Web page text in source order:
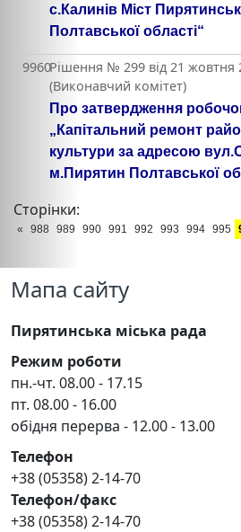
с.Калинів Міст
Полтавської області“
9960Рішення № 299 від 21 жовтня
(Виконавчий комітет)
Про затвердження
„Капітальний ремонт
культури за адресою
м.Пирятин Полтавської
Сторінки:
« 988 989 990 991 992 993 994 995
Мапа сайту
Пирятинська міська рада
Режим роботи
пн.-чт. 08.00 - 17.15
пт. 08.00 - 16.00
обідня перерва - 12.00 - 13.00
Телефон
+38 (05358) 2-14-70
Телефон/факс
+38 (05358) 2-14-70